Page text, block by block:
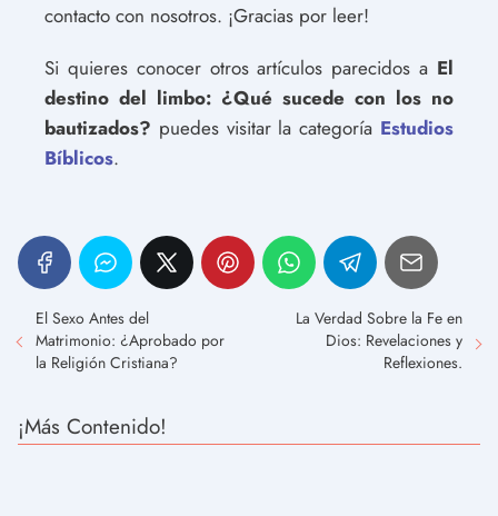
contacto con nosotros. ¡Gracias por leer!
Si quieres conocer otros artículos parecidos a El
destino del limbo: ¿Qué sucede con los no
bautizados? puedes visitar la categoría Estudios
Bíblicos.
El Sexo Antes del
Matrimonio: ¿Aprobado por
la Religión Cristiana?
La Verdad Sobre la Fe en
Dios: Revelaciones y
Reflexiones.
¡Más Contenido!